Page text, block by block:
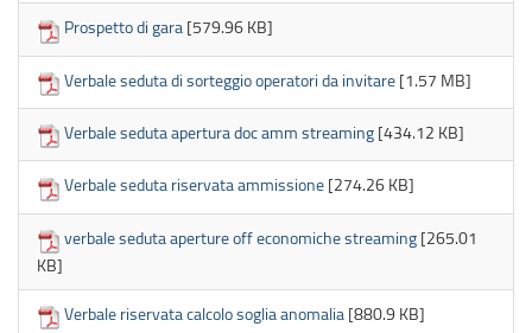
Prospetto di gara [579.96 KB]
Verbale seduta di sorteggio operatori da invitare [1.57 MB]
Verbale seduta apertura doc amm streaming [434.12 KB]
Verbale seduta riservata ammissione [274.26 KB]
verbale seduta aperture off economiche streaming [265.01
KB]
Verbale riservata calcolo soglia anomalia [880.9 KB]